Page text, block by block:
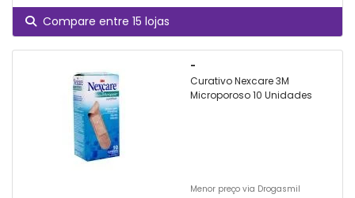
Compare entre 15 lojas
-
Curativo Nexcare 3M
Microporoso 10 Unidades
Menor preço via Drogasmil